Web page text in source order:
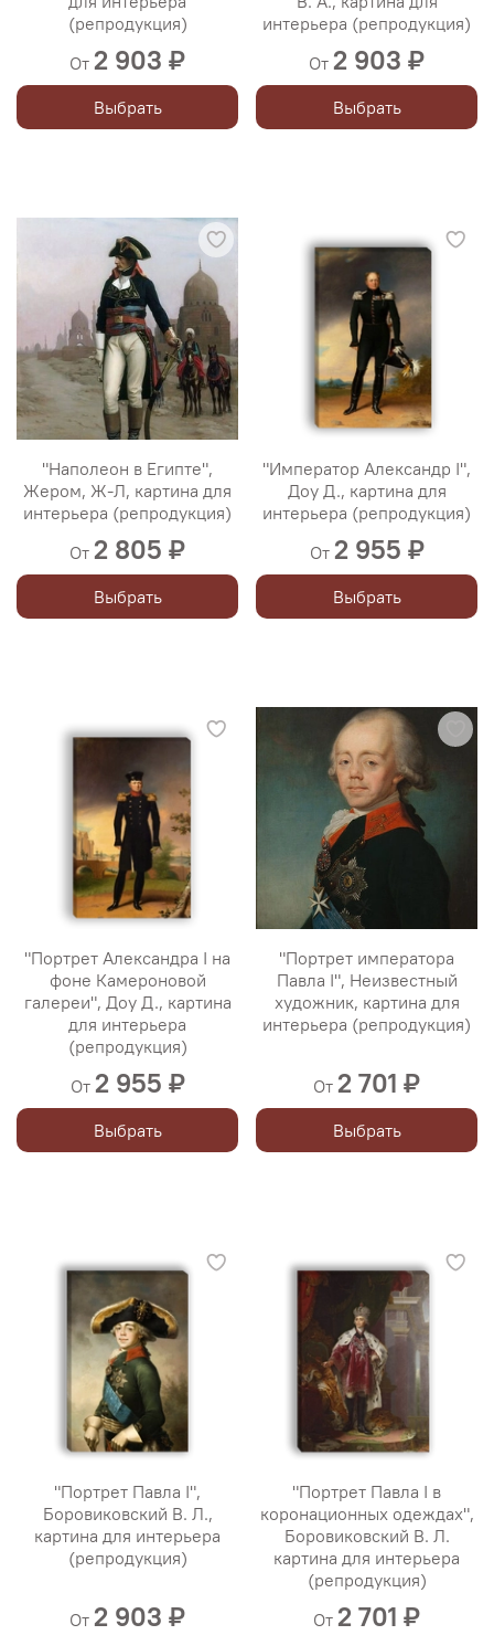
(репродукция)
От 2 903 ₽
Выбрать
интерьера (репродукция)
От 2 903 ₽
Выбрать
"Наполеон в Египте",
Жером, Ж-Л, картина для
интерьера (репродукция)
От 2 805 ₽
Выбрать
"Император Александр I",
Доу Д., картина для
интерьера (репродукция)
От 2 955 ₽
Выбрать
"Портрет Александра I на
фоне Камероновой
галереи", Доу Д., картина
для интерьера
(репродукция)
От 2 955 ₽
Выбрать
"Портрет императора
Павла I", Неизвестный
художник, картина для
интерьера (репродукция)
От 2 701 ₽
Выбрать
"Портрет Павла I",
Боровиковский В. Л.,
картина для интерьера
(репродукция)
От 2 903 ₽
"Портрет Павла I в
коронационных одеждах",
Боровиковский В. Л.
картина для интерьера
(репродукция)
От 2 701 ₽